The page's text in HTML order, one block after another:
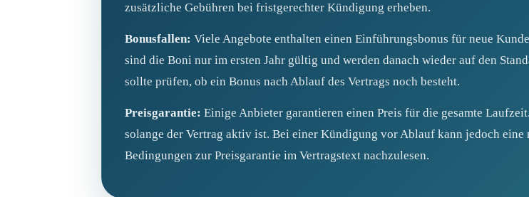
zusätzliche Gebühren bei fristgerechter Kündigung erheben.
Bonusfallen: Viele Angebote enthalten einen Einführungsbonus für neue
sind die Boni nur im ersten Jahr gültig und werden danach wieder auf den
sollte prüfen, ob ein Bonus nach Ablauf des Vertrags noch besteht.
Preisgarantie: Einige Anbieter garantieren einen Preis für die gesamte
solange der Vertrag aktiv ist. Bei einer Kündigung vor Ablauf kann jedoch
Bedingungen zur Preisgarantie im Vertragstext nachzulesen.